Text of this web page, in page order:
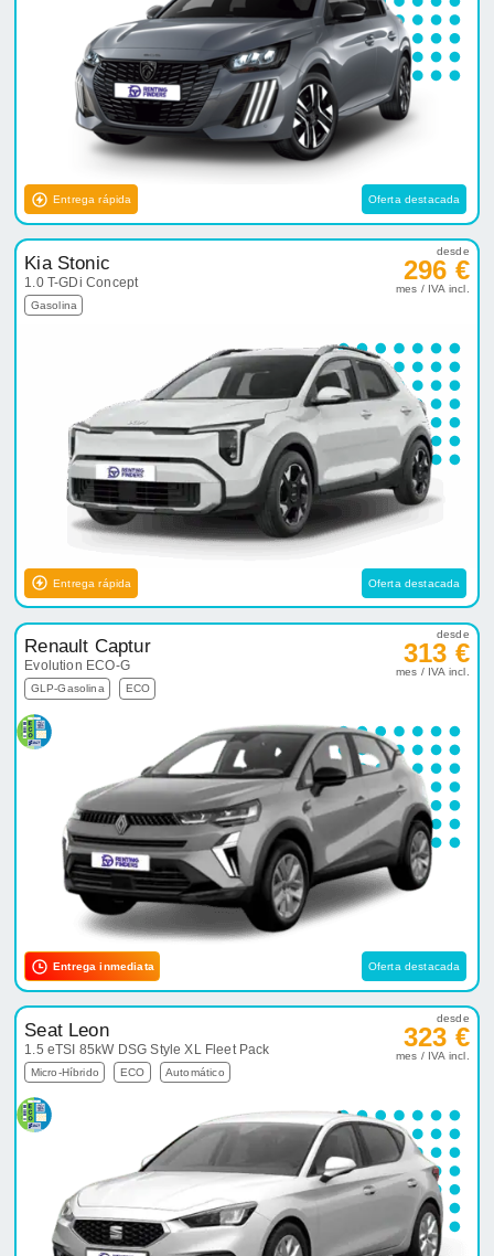
Entrega rápida Oferta destacada
Kia Stonic
1.0 T-GDi Concept
Gasolina
desde
296 €
mes / IVA incl.
Entrega rápida Oferta destacada
Renault Captur
Evolution ECO-G
GLP-Gasolina ECO
desde
313 €
mes / IVA incl.
Entrega inmediata Oferta destacada
Seat Leon
1.5 eTSI 85kW DSG Style XL Fleet Pack
Micro-Híbrido ECO Automático
desde
323 €
mes / IVA incl.